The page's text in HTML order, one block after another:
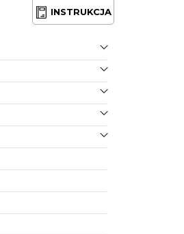
INSTRUKCJA